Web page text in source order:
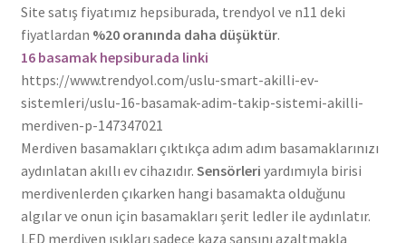
Site satış fiyatımız hepsiburada, trendyol ve n11 deki
fiyatlardan %20 oranında daha düşüktür.
16 basamak hepsiburada linki
https://www.trendyol.com/uslu-smart-akilli-ev-
sistemleri/uslu-16-basamak-adim-takip-sistemi-akilli-
merdiven-p-147347021
Merdiven basamakları çıktıkça adım adım basamaklarınızı
aydınlatan akıllı ev cihazıdır. Sensörleri yardımıyla birisi
merdivenlerden çıkarken hangi basamakta olduğunu
algılar ve onun için basamakları şerit ledler ile aydınlatır.
LED merdiven ışıkları sadece kaza şansını azaltmakla